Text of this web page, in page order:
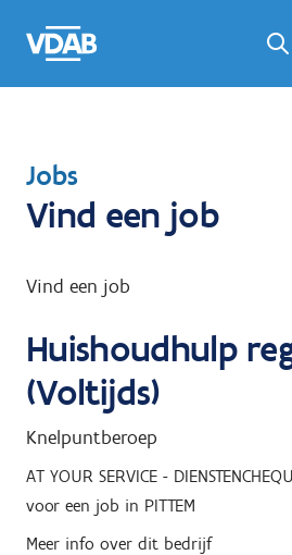
naar
een
een
job
naar
T
e
u
n
a
r
Jobs
Vind een job
Vind een job
Huishoudhulp
(Voltijds)
Knelpuntberoep
AT YOUR SERVICE -
voor een job in PITTEM
Meer info over dit bedrijf